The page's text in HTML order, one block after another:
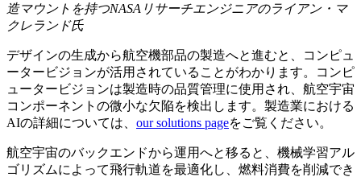
造マウントを持つNASAリサーチエンジニアのライアン・マ
クレランド氏
デザインの生成から航空機部品の製造へと進むと、コンピュ
ータービジョンが活用されていることがわかります。コンピ
ュータービジョンは製造時の品質管理に使用され、航空宇宙
コンポーネントの微小な欠陥を検出します。製造業における
AIの詳細については、 our solutions pageをご覧ください。
航空宇宙のバックエンドから運用へと移ると、機械学習アル
ゴリズムによって飛行軌道を最適化し、燃料消費を削減でき